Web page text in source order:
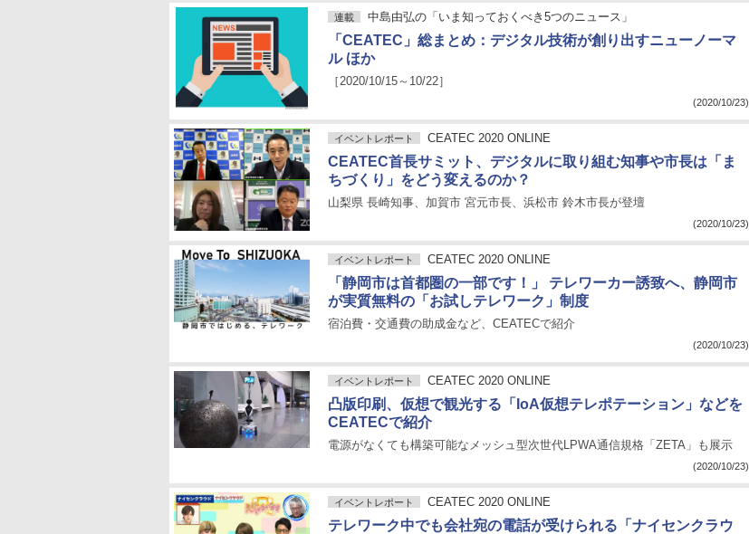
連載 中島由弘の「いま知っておくべき5つのニュース」
「CEATEC」総まとめ：デジタル技術が創り出すニューノーマ
ル ほか
［2020/10/15～10/22］
(2020/10/23)
イベントレポート CEATEC 2020 ONLINE
CEATEC首長サミット、デジタルに取り組む知事や市長は「ま
ちづくり」をどう変えるのか？
山梨県 長崎知事、加賀市 宮元市長、浜松市 鈴木市長が登壇
(2020/10/23)
イベントレポート CEATEC 2020 ONLINE
「静岡市は首都圏の一部です！」 テレワーカー誘致へ、静岡市
が実質無料の「お試しテレワーク」制度
宿泊費・交通費の助成金など、CEATECで紹介
(2020/10/23)
イベントレポート CEATEC 2020 ONLINE
凸版印刷、仮想で観光する「IoA仮想テレポテーション」などを
CEATECで紹介
電源がなくても構築可能なメッシュ型次世代LPWA通信規格「ZETA」も展示
(2020/10/23)
イベントレポート CEATEC 2020 ONLINE
テレワーク中でも会社宛の電話が受けられる「ナイセンクラウ